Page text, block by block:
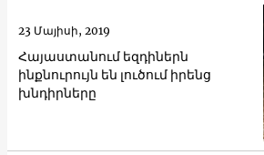
Հայաստանում եզդիներն
ինքնուրույն են լուծում իրենց
խնդիրները
23 Մայիսի, 2019